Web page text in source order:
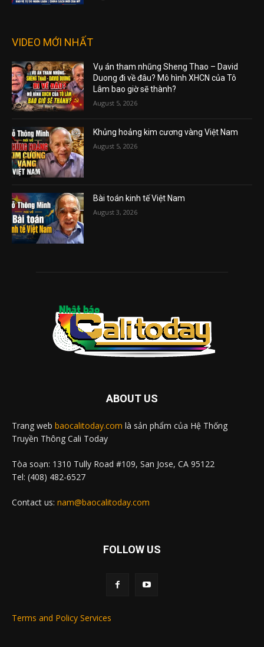
VIDEO MỚI NHẤT
Vụ án tham nhũng Sheng Thao – David
Duong đi về đâu? Mô hình XHCN của Tô
Lâm bao giờ sẽ thành?
August 5, 2026
Khủng hoảng kim cương vàng Việt Nam
August 5, 2026
Bài toán kinh tế Việt Nam
August 3, 2026
ABOUT US
Trang web baocalitoday.com là sản phẩm của Hệ Thống
Truyền Thông Cali Today
Tòa soạn: 1310 Tully Road #109, San Jose, CA 95122
Tel: (408) 482-6527
Contact us: nam@baocalitoday.com
FOLLOW US
Terms and Policy Services